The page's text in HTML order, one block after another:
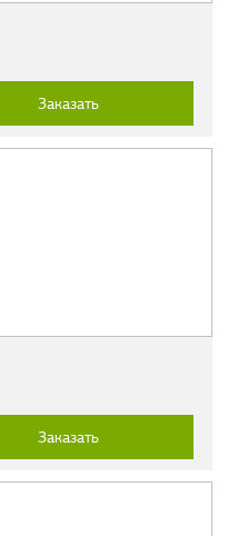
Заказать
Заказать